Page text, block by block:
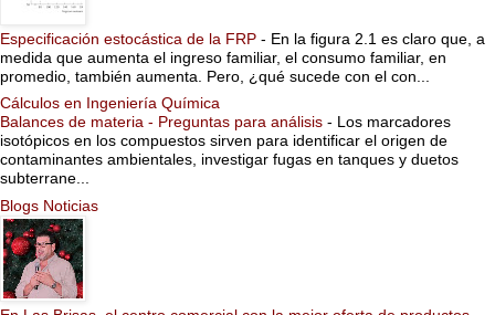
Especificación estocástica de la FRP - En la figura 2.1 es claro que, a
medida que aumenta el ingreso familiar, el consumo familiar, en
promedio, también aumenta. Pero, ¿qué sucede con el con...
Cálculos en Ingeniería Química
Balances de materia - Preguntas para análisis - Los marcadores
isotópicos en los compuestos sirven para identificar el origen de
contaminantes ambientales, investigar fugas en tanques y duetos
subterrane...
Blogs Noticias